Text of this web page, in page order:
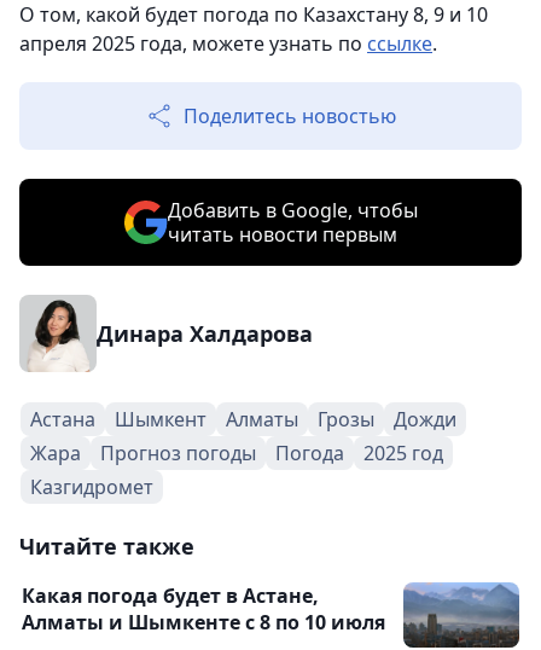
О том, какой будет погода по Казахстану 8, 9 и 10
апреля 2025 года, можете узнать по ссылке.
Поделитесь новостью
Добавить в Google, чтобы
читать новости первым
Динара Халдарова
Астана Шымкент Алматы Грозы
Дожди
Жара
Прогноз погоды Погода
2025 год
Казгидромет
Читайте также
Какая погода будет в Астане,
Алматы и Шымкенте с 8 по 10 июля